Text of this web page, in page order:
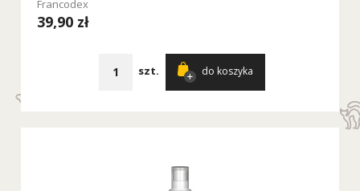
Francodex
39,90 zł
szt. do koszyka